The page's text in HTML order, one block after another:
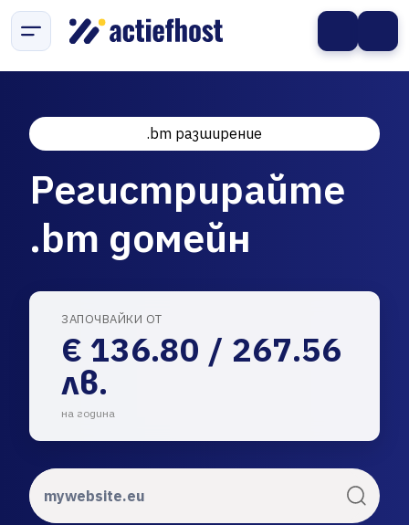
.bm разширение
Регистрирайте
.bm домейн
ЗАПОЧВАЙКИ ОТ
€ 136.80 / 267.56
лв.
на година